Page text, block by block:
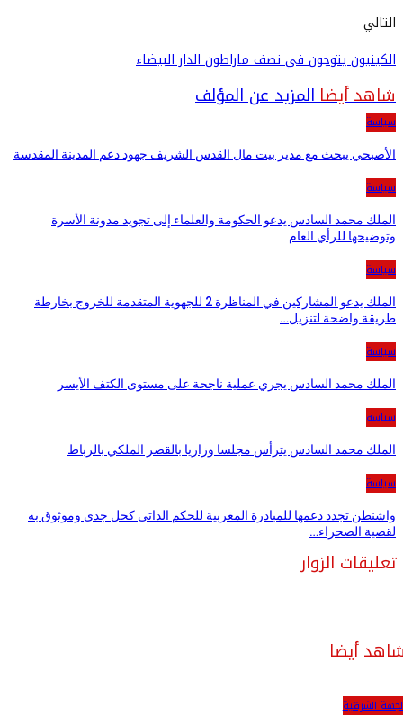
التالي
الكينيون يتوجون في نصف ماراطون الدار البيضاء
شاهد أيضاالمزيد عن المؤلف
سياسة
الأصبحي يبحث مع مدير بيت مال القدس الشريف جهود دعم المدينة المقدسة
سياسة
الملك محمد السادس يدعو الحكومة والعلماء إلى تجويد مدونة الأسرة
وتوضيحها للرأي العام
سياسة
الملك يدعو المشاركين في المناظرة 2 للجهوية المتقدمة للخروج بخارطة
طريقة واضحة لتنزيل…
سياسة
الملك محمد السادس يجري عملية ناجحة على مستوى الكتف الأيسر
سياسة
الملك محمد السادس يترأس مجلسا وزاريا بالقصر الملكي بالرباط
سياسة
واشنطن تجدد دعمها للمبادرة المغربية للحكم الذاتي كحل جدي وموثوق به
لقضية الصحراء…
تعليقات الزوار
أيضا
الشرقية